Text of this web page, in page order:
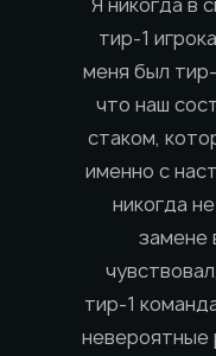
тир-1
меня был
что наш
стаком,
именно с
никогда
замене
тир-1
невероятные